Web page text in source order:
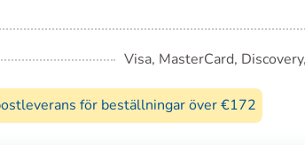
Visa, MasterCard,
för beställningar över €172